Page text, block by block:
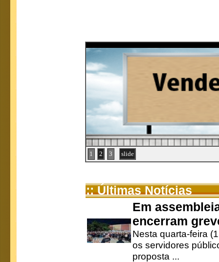
1 2 3 slide
:: Últimas Notícias
Em
encerram
Nesta quarta-feira
os servidores
proposta ...